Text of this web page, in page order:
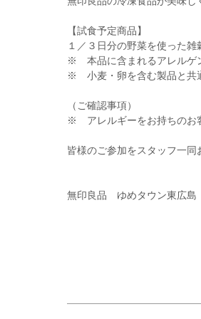
【試食予定商品】
１／３日分の野菜を使った
※ 本品に含まれるアレルゲ
※ 小麦・卵を含む製品と共
（ご確認事項）
※ アレルギーをお持ちのお
皆様のご参加をスタッフ一同
無印良品 ゆめタウン東広島